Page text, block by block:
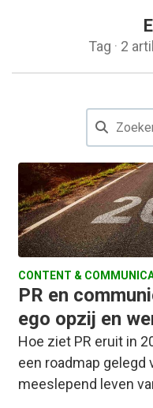
Tag · 2
CONTENT &
PR en
ego opzij en
Hoe ziet PR eruit in
een roadmap gelegd
meeslepend leven